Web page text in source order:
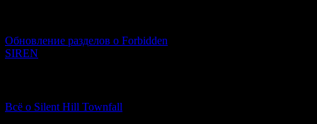
Обновление разделов о Forbidden
SIREN
Всё о Silent Hill Townfall